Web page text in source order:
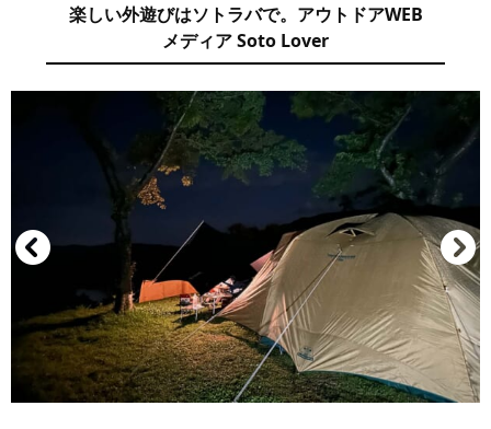
楽しい外遊びはソトラバで。アウトドアWEB
メディア Soto Lover